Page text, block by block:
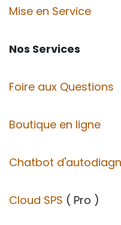
Mise en Service
Nos Services
Foire aux Questions
Boutique en ligne
Chatbot
Cloud SPS ( Pro )